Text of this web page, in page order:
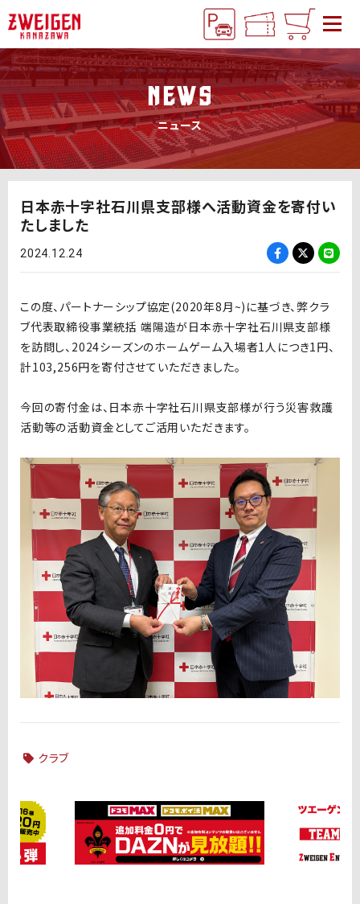
NEWS
ニュース
日本赤十字社石川県支部様へ活動資金を寄付い
たしました
2024.12.24
この度、パートナーシップ協定(2020年8月~)に基づき、弊クラ
ブ代表取締役事業統括 端陽造が日本赤十字社石川県支部様
を訪問し、2024シーズンのホームゲーム入場者1人につき1円、
計103,256円を寄付させていただきました。
今回の寄付金は、日本赤十字社石川県支部様が行う災害救護
活動等の活動資金としてご活用いただきます。
クラブ